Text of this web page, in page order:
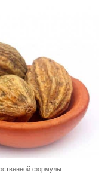
формулы